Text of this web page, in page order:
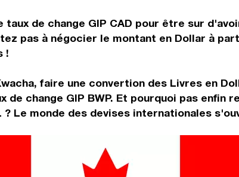
de change GIP CAD pour être sur
pas à négocier le montant en Dollar à
!
faire une convertion des Livres en
change GIP BWP. Et pourquoi pas enfin
Le monde des devises internationales